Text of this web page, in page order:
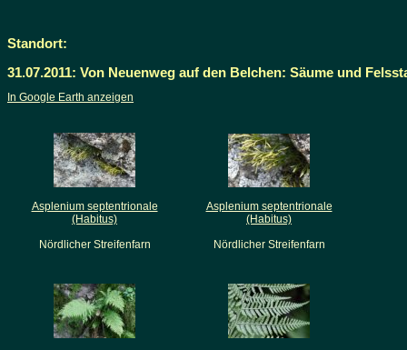
Standort:
31.07.2011: Von Neuenweg auf den Belchen: Säume und
In Google Earth anzeigen
Asplenium septentrionale
(Habitus)
Nördlicher Streifenfarn
Asplenium septentrionale
(Habitus)
Nördlicher Streifenfarn